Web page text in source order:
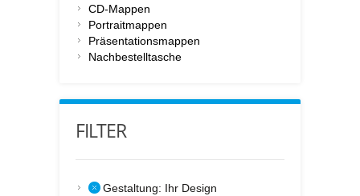
CD-Mappen
Portraitmappen
Präsentationsmappen
Nachbestelltasche
FILTER
Gestaltung: Ihr Design